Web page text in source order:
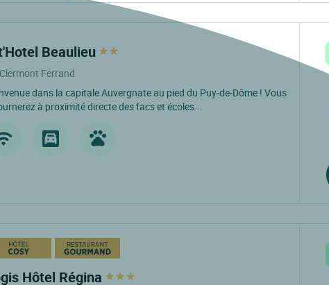
Beaulieu
Clermont Ferrand
dans la capitale Auvergnate au pied du Puy-de-Dôme ! Vous
à proximité directe des facs et écoles...
Hôtel Régina